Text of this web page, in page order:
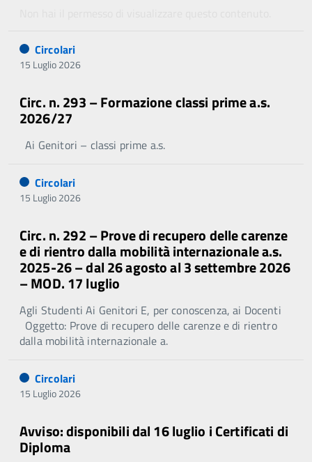
Circolari
15 Luglio 2026
Circ. n. 293 – Formazione classi prime a.s.
2026/27
Ai Genitori – classi prime a.s.
Circolari
15 Luglio 2026
Circ. n. 292 – Prove di recupero delle carenze
e di rientro dalla mobilità internazionale a.s.
2025-26 – dal 26 agosto al 3 settembre 2026
– MOD. 17 luglio
Agli Studenti Ai Genitori E, per conoscenza, ai Docenti
Oggetto: Prove di recupero delle carenze e di rientro
dalla mobilità internazionale a.
Circolari
15 Luglio 2026
Avviso: disponibili dal 16 luglio i Certificati di
Diploma